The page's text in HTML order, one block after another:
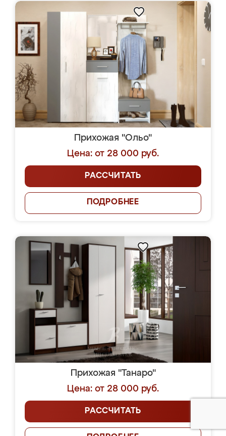
Прихожая "Ольо"
Цена: от 28 000 руб.
РАССЧИТАТЬ
ПОДРОБНЕЕ
Прихожая "Танаро"
Цена: от 28 000 руб.
РАССЧИТАТЬ